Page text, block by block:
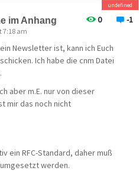
0
-1
undefined
im Anhang
7:18 am
Newsletter ist, kann ich Euch
Ich habe die cnm Datei
aber m.E. nur von dieser
mir das noch nicht
ein RFC-Standard, daher muß
werden.